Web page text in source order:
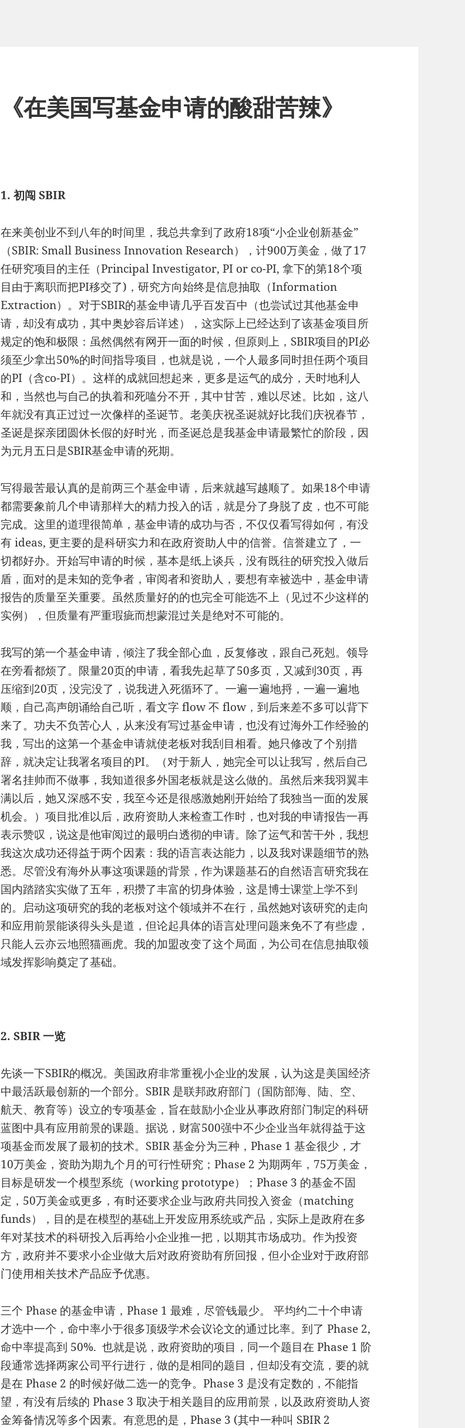
《在美国写基金申请的酸甜苦辣》
1. 初闯 SBIR
在来美创业不到八年的时间里，我总共拿到了政府18项“小企业创新基金”
（SBIR: Small Business Innovation Research），计900万美金，做了17
任研究项目的主任（Principal Investigator, PI or co-PI, 拿下的第18个项
目由于离职而把PI移交了)，研究方向始终是信息抽取（Information
Extraction）。对于SBIR的基金申请几乎百发百中（也尝试过其他基金申
请，却没有成功，其中奥妙容后详述），这实际上已经达到了该基金项目所
规定的饱和极限：虽然偶然有网开一面的时候，但原则上，SBIR项目的PI必
须至少拿出50%的时间指导项目，也就是说，一个人最多同时担任两个项目
的PI（含co-PI）。这样的成就回想起来，更多是运气的成分，天时地利人
和，当然也与自己的执着和死嗑分不开，其中甘苦，难以尽述。比如，这八
年就没有真正过过一次像样的圣诞节。老美庆祝圣诞就好比我们庆祝春节，
圣诞是探亲团圆休长假的好时光，而圣诞总是我基金申请最繁忙的阶段，因
为元月五日是SBIR基金申请的死期。
写得最苦最认真的是前两三个基金申请，后来就越写越顺了。如果18个申请
都需要象前几个申请那样大的精力投入的话，就是分了身脱了皮，也不可能
完成。这里的道理很简单，基金申请的成功与否，不仅仅看写得如何，有没
有 ideas, 更主要的是科研实力和在政府资助人中的信誉。信誉建立了，一
切都好办。开始写申请的时候，基本是纸上谈兵，没有既往的研究投入做后
盾，面对的是未知的竞争者，审阅者和资助人，要想有幸被选中，基金申请
报告的质量至关重要。虽然质量好的的也完全可能选不上（见过不少这样的
实例），但质量有严重瑕疵而想蒙混过关是绝对不可能的。
我写的第一个基金申请，倾注了我全部心血，反复修改，跟自己死剋。领导
在旁看都烦了。限量20页的申请，看我先起草了50多页，又减到30页，再
压缩到20页，没完没了，说我进入死循环了。一遍一遍地捋，一遍一遍地
顺，自己高声朗诵给自己听，看文字 flow 不 flow，到后来差不多可以背下
来了。功夫不负苦心人，从来没有写过基金申请，也没有过海外工作经验的
我，写出的这第一个基金申请就使老板对我刮目相看。她只修改了个别措
辞，就决定让我署名项目的PI。（对于新人，她完全可以让我写，然后自己
署名挂帅而不做事，我知道很多外国老板就是这么做的。虽然后来我羽翼丰
满以后，她又深感不安，我至今还是很感激她刚开始给了我独当一面的发展
机会。）项目批准以后，政府资助人来检查工作时，也对我的申请报告一再
表示赞叹，说这是他审阅过的最明白透彻的申请。除了运气和苦干外，我想
我这次成功还得益于两个因素：我的语言表达能力，以及我对课题细节的熟
悉。尽管没有海外从事这项课题的背景，作为课题基石的自然语言研究我在
国内踏踏实实做了五年，积攒了丰富的切身体验，这是博士课堂上学不到
的。启动这项研究的我的老板对这个领域并不在行，虽然她对该研究的走向
和应用前景能谈得头头是道，但论起具体的语言处理问题来免不了有些虚，
只能人云亦云地照猫画虎。我的加盟改变了这个局面，为公司在信息抽取领
域发挥影响奠定了基础。
2. SBIR 一览
先谈一下SBIR的概况。美国政府非常重视小企业的发展，认为这是美国经济
中最活跃最创新的一个部分。SBIR 是联邦政府部门（国防部海、陆、空、
航天、教育等）设立的专项基金，旨在鼓励小企业从事政府部门制定的科研
蓝图中具有应用前景的课题。据说，财富500强中不少企业当年就得益于这
项基金而发展了最初的技术。SBIR 基金分为三种，Phase 1 基金很少，才
10万美金，资助为期九个月的可行性研究；Phase 2 为期两年，75万美金，
目标是研发一个模型系统（working prototype）；Phase 3 的基金不固
定，50万美金或更多，有时还要求企业与政府共同投入资金（matching
funds），目的是在模型的基础上开发应用系统或产品，实际上是政府在多
年对某技术的科研投入后再给小企业推一把，以期其市场成功。作为投资
方，政府并不要求小企业做大后对政府资助有所回报，但小企业对于政府部
门使用相关技术产品应予优惠。
三个 Phase 的基金申请，Phase 1 最难，尽管钱最少。 平均约二十个申请
才选中一个，命中率小于很多顶级学术会议论文的通过比率。到了 Phase 2,
命中率提高到 50%. 也就是说，政府资助的项目，同一个题目在 Phase 1 阶
段通常选择两家公司平行进行，做的是相同的题目，但却没有交流，要的就
是在 Phase 2 的时候好做二选一的竞争。Phase 3 是没有定数的，不能指
望，有没有后续的 Phase 3 取决于相关题目的应用前景，以及政府资助人资
金筹备情况等多个因素。有意思的是，Phase 3 (其中一种叫 SBIR 2